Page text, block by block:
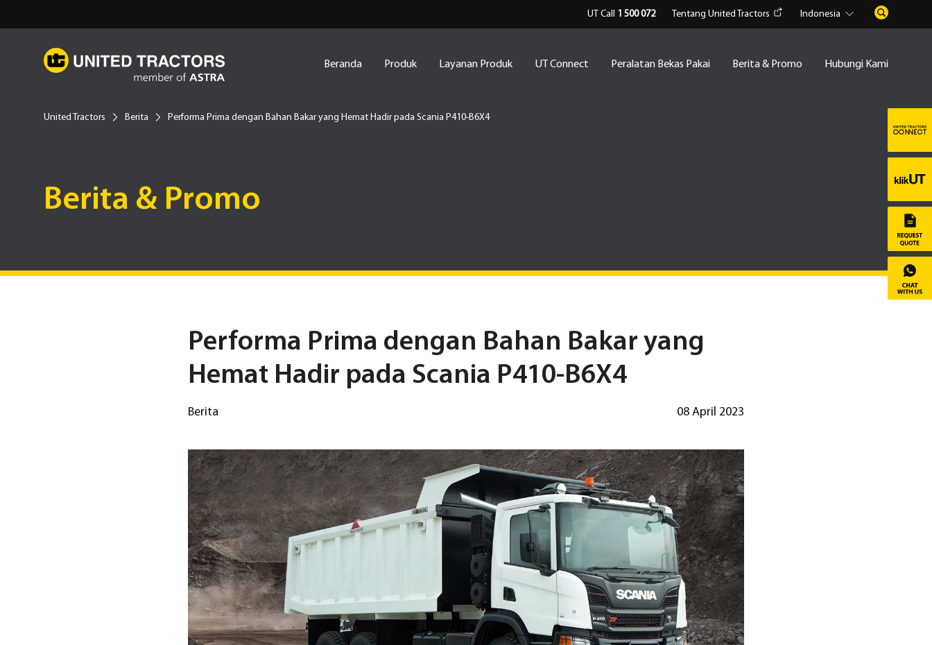
UT Call 1 500 072 Tentang United Tractors Indonesia
Beranda Produk Layanan Produk UT Connect Peralatan Bekas Pakai Berita & Promo Hubungi Kami
United Tractors Berita Performa Prima dengan Bahan Bakar yang Hemat Hadir pada Scania P410-B6X4
Berita & Promo
Performa Prima dengan Bahan Bakar yang
Hemat Hadir pada Scania P410-B6X4
Berita 08 April 2023